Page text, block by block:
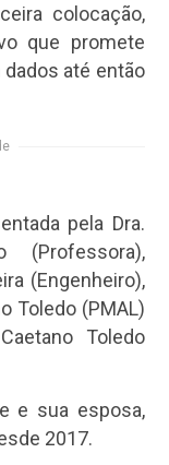
colocação,
que promete
até então
pela Dra.
(Professora),
(Engenheiro),
Toledo (PMAL)
Toledo
e sua esposa,
2017.